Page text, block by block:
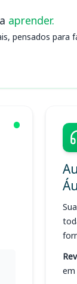
aprender.
pensados para
em